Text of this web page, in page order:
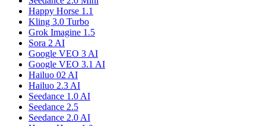
Happy Horse 1.1
Kling 3.0 Turbo
Grok Imagine 1.5
Sora 2 AI
Google VEO 3 AI
Google VEO 3.1 AI
Hailuo 02 AI
Hailuo 2.3 AI
Seedance 1.0 AI
Seedance 2.5
Seedance 2.0 AI